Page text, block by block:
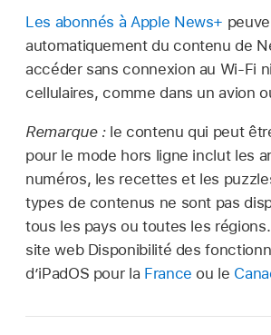
Les abonnés à Apple News+
automatiquement du contenu de
accéder sans connexion au Wi-Fi
cellulaires, comme dans un avion
Remarque : le contenu qui peut
pour le mode hors ligne inclut les
numéros, les recettes et les
types de contenus ne sont pas
tous les pays ou toutes les
site web Disponibilité des
d’iPadOS pour la France ou le